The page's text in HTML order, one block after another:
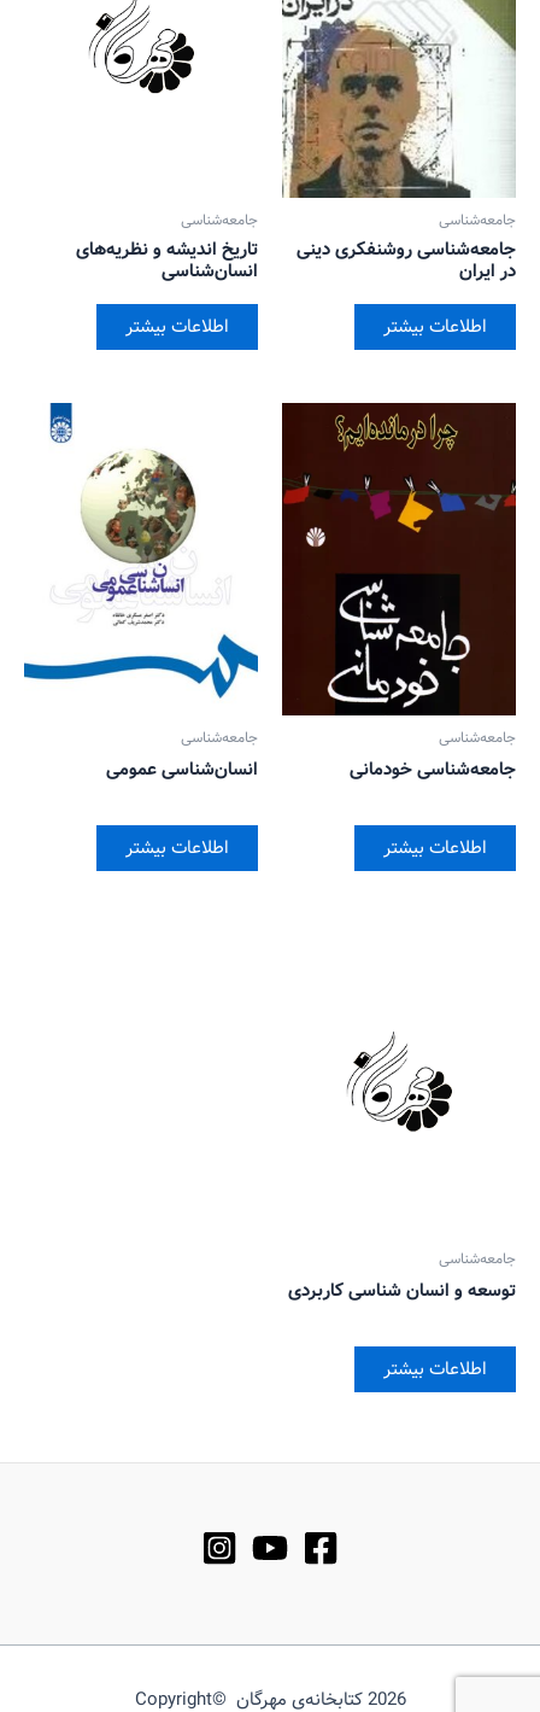
جامعه‌شناسی
جامعه‌شناسی روشنفکری دینی
در ایران
اطلاعات بیشتر
جامعه‌شناسی
تاریخ اندیشه و نظریه‌های
انسان‌شناسی
اطلاعات بیشتر
جامعه‌شناسی
جامعه‌شناسی خودمانی
اطلاعات بیشتر
جامعه‌شناسی
انسان‌شناسی عمومی
اطلاعات بیشتر
جامعه‌شناسی
توسعه و انسان شناسی کاربردی
اطلاعات بیشتر
2026 کتابخانه‌ی مهرگان ©Copyright